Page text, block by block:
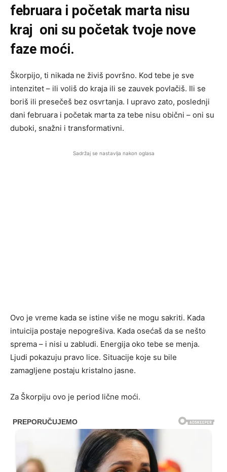
februara i početak marta nisu
kraj oni su početak tvoje nove
faze moći.
Škorpijo, ti nikada ne živiš površno. Kod tebe je sve
intenzitet – ili voliš do kraja ili se zauvek povlačiš. Ili se
boriš ili presečeš bez osvrtanja. I upravo zato, poslednji
dani februara i početak marta za tebe nisu obični – oni su
duboki, snažni i transformativni.
Sadržaj se nastavlja nakon oglasa
Ovo je vreme kada se istine više ne mogu sakriti. Kada
intuicija postaje nepogrešiva. Kada osećaš da se nešto
sprema – i nisi u zabludi. Energija oko tebe se menja.
Ljudi pokazuju pravo lice. Situacije koje su bile
zamagljene postaju kristalno jasne.
Za Škorpiju ovo je period lične moći.